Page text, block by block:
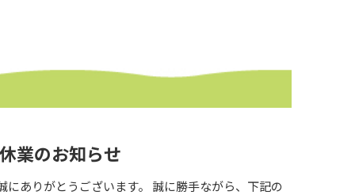
業のお知らせ
にありがとうございます。 誠に勝手ながら、下記の